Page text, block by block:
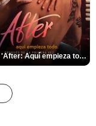
Tráiler de 'After: Aquí empieza todo'